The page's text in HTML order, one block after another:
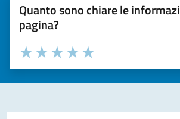
Quanto sono chiare le
pagina?
Valuta la chiarezza delle informazioni (da 1 a 5
Seleziona il numero di stelle per
Valuta 5 stelle su 5
Valuta 4 stelle su 5
Valuta 3 stelle su 5
Valuta 2 stelle su 5
Valuta 1 stelle su 5